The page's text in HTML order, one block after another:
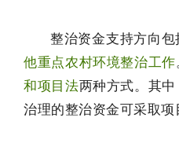
整治资金支持方向包
他重点农村环境整治工作
和项目法两种方式。其
治理的整治资金可采取项